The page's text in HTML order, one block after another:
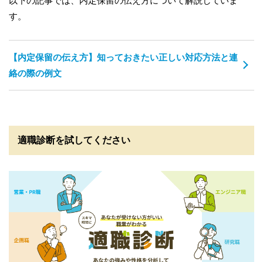
す。
【内定保留の伝え方】知っておきたい正しい対応方法と連
絡の際の例文
適職診断を試してください